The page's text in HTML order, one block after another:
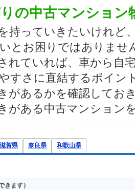
の中古マンション
持っていきたいけれど
とお困りではありませ
れていれば、車から自
すさに直結するポイン
があるかを確認してお
がある中古マンション
滋賀県 奈良県 和歌山県
きます）